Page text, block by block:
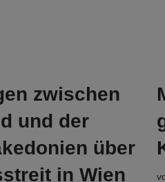
zwischen
und der
über
in Wien